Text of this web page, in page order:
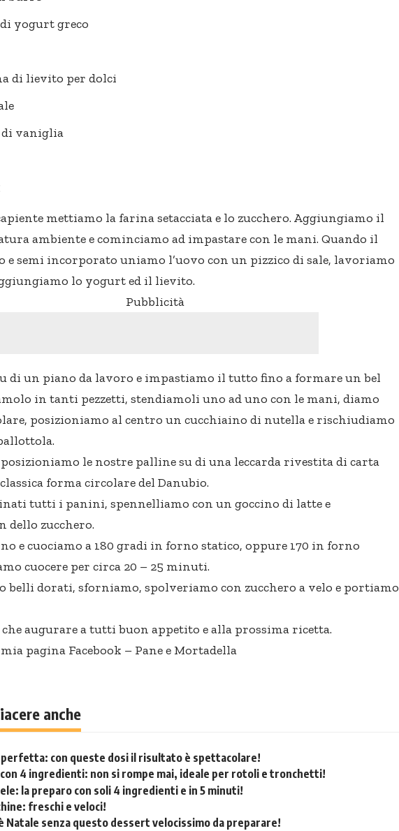
yogurt greco
di lievito per dolci
di vaniglia
mettiamo la farina setacciata e lo zucchero. Aggiungiamo il
ambiente e cominciamo ad impastare con le mani. Quando il
e semi incorporato uniamo l’uovo con un pizzico di sale, lavoriamo
lo yogurt ed il lievito.
Pubblicità
di un piano da lavoro e impastiamo il tutto fino a formare un bel
in tanti pezzetti, stendiamoli uno ad uno con le mani, diamo
posizioniamo al centro un cucchiaino di nutella e rischiudiamo
le nostre palline su di una leccarda rivestita di carta
forma circolare del Danubio.
tutti i panini, spennelliamo con un goccino di latte e
dello zucchero.
e cuociamo a 180 gradi in forno statico, oppure 170 in forno
cuocere per circa 20 – 25 minuti.
belli dorati, sforniamo, spolveriamo con zucchero a velo e portiamo
augurare a tutti buon appetito e alla prossima ricetta.
pagina Facebook – Pane e Mortadella
anche
perfetta: con queste dosi il risultato è spettacolare!
4 ingredienti: non si rompe mai, ideale per rotoli e tronchetti!
la preparo con soli 4 ingredienti e in 5 minuti!
freschi e veloci!
Natale senza questo dessert velocissimo da preparare!